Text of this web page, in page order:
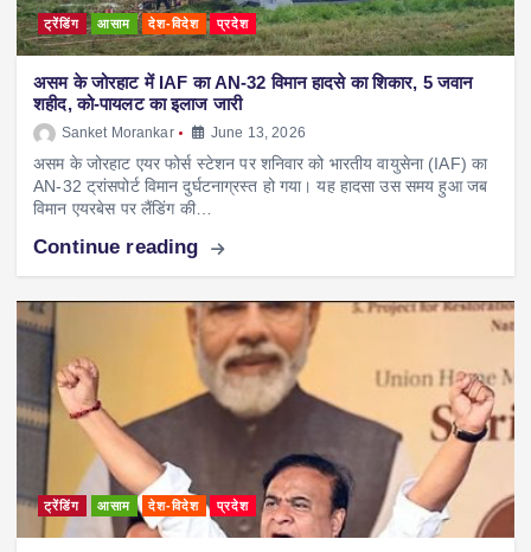
ट्रेंडिंग आसाम देश-विदेश प्रदेश
असम के जोरहाट में IAF का AN-32 विमान हादसे का शिकार, 5 जवान
शहीद, को-पायलट का इलाज जारी
Sanket Morankar June 13, 2026
असम के जोरहाट एयर फोर्स स्टेशन पर शनिवार को भारतीय वायुसेना (IAF) का
AN-32 ट्रांसपोर्ट विमान दुर्घटनाग्रस्त हो गया। यह हादसा उस समय हुआ जब
विमान एयरबेस पर लैंडिंग की…
Continue reading
ट्रेंडिंग आसाम देश-विदेश प्रदेश